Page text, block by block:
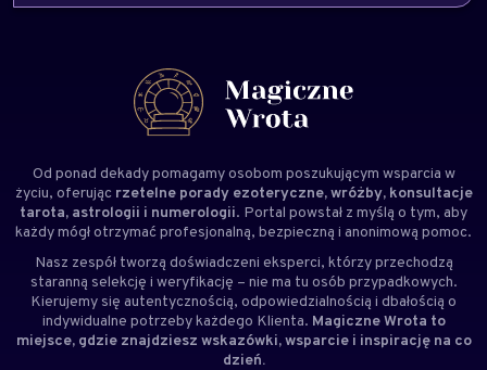
Od ponad dekady pomagamy osobom poszukującym wsparcia w
życiu, oferując rzetelne porady ezoteryczne, wróżby, konsultacje
tarota, astrologii i numerologii. Portal powstał z myślą o tym, aby
każdy mógł otrzymać profesjonalną, bezpieczną i anonimową pomoc.
Nasz zespół tworzą doświadczeni eksperci, którzy przechodzą
staranną selekcję i weryfikację – nie ma tu osób przypadkowych.
Kierujemy się autentycznością, odpowiedzialnością i dbałością o
indywidualne potrzeby każdego Klienta. Magiczne Wrota to
miejsce, gdzie znajdziesz wskazówki, wsparcie i inspirację na co
dzień.